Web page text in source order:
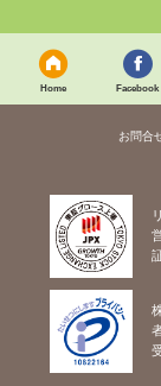
Home Facebook
お問合